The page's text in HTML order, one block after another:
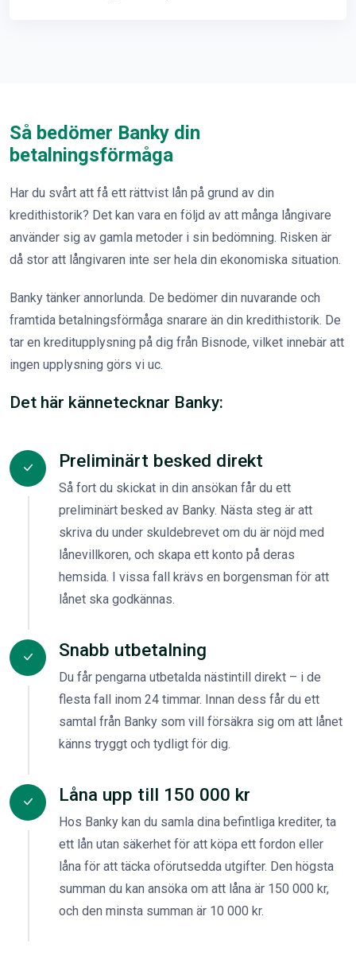
Så bedömer Banky din
betalningsförmåga
Har du svårt att få ett rättvist lån på grund av din
kredithistorik? Det kan vara en följd av att många långivare
använder sig av gamla metoder i sin bedömning. Risken är
då stor att långivaren inte ser hela din ekonomiska situation.
Banky tänker annorlunda. De bedömer din nuvarande och
framtida betalningsförmåga snarare än din kredit­historik. De
tar en kreditupplysning på dig från Bisnode, vilket innebär att
ingen upplysning görs vi uc.
Det här kännetecknar Banky:
Preliminärt besked direkt
Så fort du skickat in din ansökan får du ett
preliminärt besked av Banky. Nästa steg är att
skriva du under skuldebrevet om du är nöjd med
lånevillkoren, och skapa ett konto på deras
hemsida. I vissa fall krävs en borgensman för att
lånet ska godkännas.
Snabb utbetalning
Du får pengarna utbetalda nästintill direkt – i de
flesta fall inom 24 timmar. Innan dess får du ett
samtal från Banky som vill försäkra sig om att lånet
känns tryggt och tydligt för dig.
Låna upp till 150 000 kr
Hos Banky kan du samla dina befintliga krediter, ta
ett lån utan säkerhet för att köpa ett fordon eller
låna för att täcka oförutsedda utgifter. Den högsta
summan du kan ansöka om att låna är 150 000 kr,
och den minsta summan är 10 000 kr.